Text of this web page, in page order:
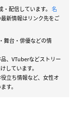
配信しています。 名
最新情報はリンク先をご
舞台・俳優などの情
、VTuberなどストリー
しています。
立ち情報など、女性オ
す。